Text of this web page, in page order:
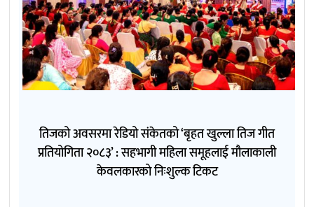
तिजको अवसरमा रेडियो संकेतको ‘बृहत खुल्ला तिज गीत
प्रतियोगिता २०८३’ : सहभागी महिला समूहलाई मौलाकाली
केवलकारको निःशुल्क टिकट